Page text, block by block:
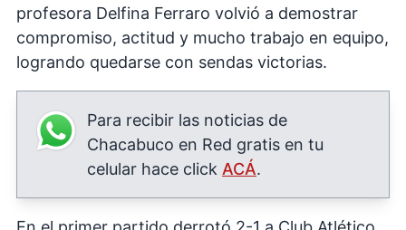
profesora Delfina Ferraro volvió a demostrar
compromiso, actitud y mucho trabajo en equipo,
logrando quedarse con sendas victorias.
Para recibir las noticias de
Chacabuco en Red gratis en tu
celular hace click ACÁ.